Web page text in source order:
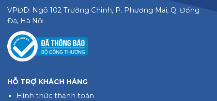
VPĐD: Ngõ 102 Trường Chinh, P. Phương Mai, Q. Đống
Đa, Hà Nội
HỖ TRỢ KHÁCH HÀNG
Hình thức thanh toán